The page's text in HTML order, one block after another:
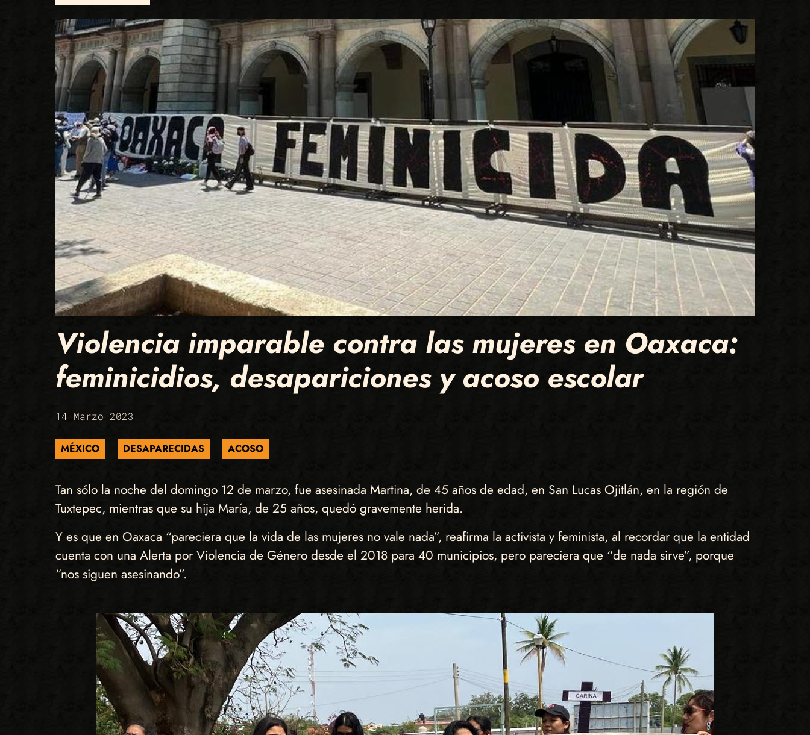
Violencia imparable contra las mujeres en Oaxaca:
feminicidios, desapariciones y acoso escolar
14 Marzo 2023
MÉXICO DESAPARECIDAS ACOSO
Tan sólo la noche del domingo 12 de marzo, fue asesinada Martina, de 45 años de edad, en San Lucas Ojitlán, en la región de
Tuxtepec, mientras que su hija María, de 25 años, quedó gravemente herida.
Y es que en Oaxaca “pareciera que la vida de las mujeres no vale nada”, reafirma la activista y feminista, al recordar que la entidad
cuenta con una Alerta por Violencia de Género desde el 2018 para 40 municipios, pero pareciera que “de nada sirve”, porque
“nos siguen asesinando”.